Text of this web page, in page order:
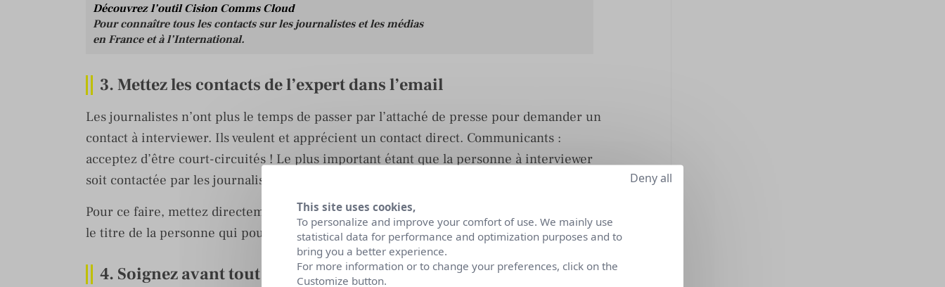
Découvrez l’outil Cision Comms Cloud
Pour connaître tous les contacts sur les journalistes et les médias
en France et à l’International.
3. Mettez les contacts de l’expert dans l’email
Les journalistes n’ont plus le temps de passer par l’attaché de presse pour demander un
contact à interviewer. Ils veulent et apprécient un contact direct. Communicants :
acceptez d’être court-circuités ! Le plus important étant que la personne à interviewer
soit contactée par les journalistes.
Pour ce faire, mettez directement dans votre email la photo, le nom, les coordonnées et
le titre de la personne qui pourra répondre directement aux questions des journalistes.
4. Soignez avant tout l’objet du mail
This site uses cookies,
To personalize and improve your comfort of use. We mainly use
statistical data for performance and optimization purposes and to
bring you a better experience.
For more information or to change your preferences, click on the
Customize button.
Deny all